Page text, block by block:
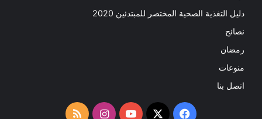
دليل التغذية الصحية المختصر للمبتدئين 2020​
نصائح
رمضان
منوعات
اتصل بنا
فيسبوك
‫X
‫YouTubeانستقرامملخص